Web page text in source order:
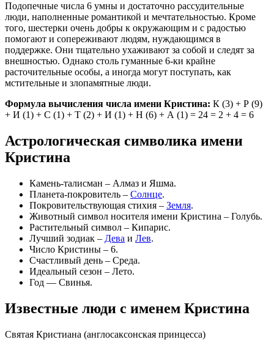
Подопечные числа 6 умны и достаточно рассудительные
люди, наполненные романтикой и мечтательностью. Кроме
того, шестерки очень добры к окружающим и с радостью
помогают и сопереживают людям, нуждающимся в
поддержке. Они тщательно ухаживают за собой и следят за
внешностью. Однако столь гуманные 6-ки крайне
расточительные особы, а иногда могут поступать, как
мстительные и злопамятные люди.
Формула вычисления числа имени Кристина: К (3) + Р (9)
+ И (1) + С (1) + Т (2) + И (1) + Н (6) + А (1) = 24 = 2 + 4 = 6
Астрологическая символика имени
Кристина
Камень-талисман – Алмаз и Яшма.
Планета-покровитель – Солнце.
Покровительствующая стихия – Земля.
Животный символ носителя имени Кристина – Голубь.
Растительный символ – Кипарис.
Лучший зодиак – Дева и Лев.
Число Кристины – 6.
Счастливый день – Среда.
Идеальный сезон – Лето.
Год — Свинья.
Известные люди с именем Кристина
Святая Кристиана (англосаксонская принцесса)